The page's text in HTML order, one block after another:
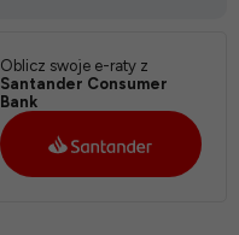
Oblicz swoje e-raty z
Santander Consumer
Bank